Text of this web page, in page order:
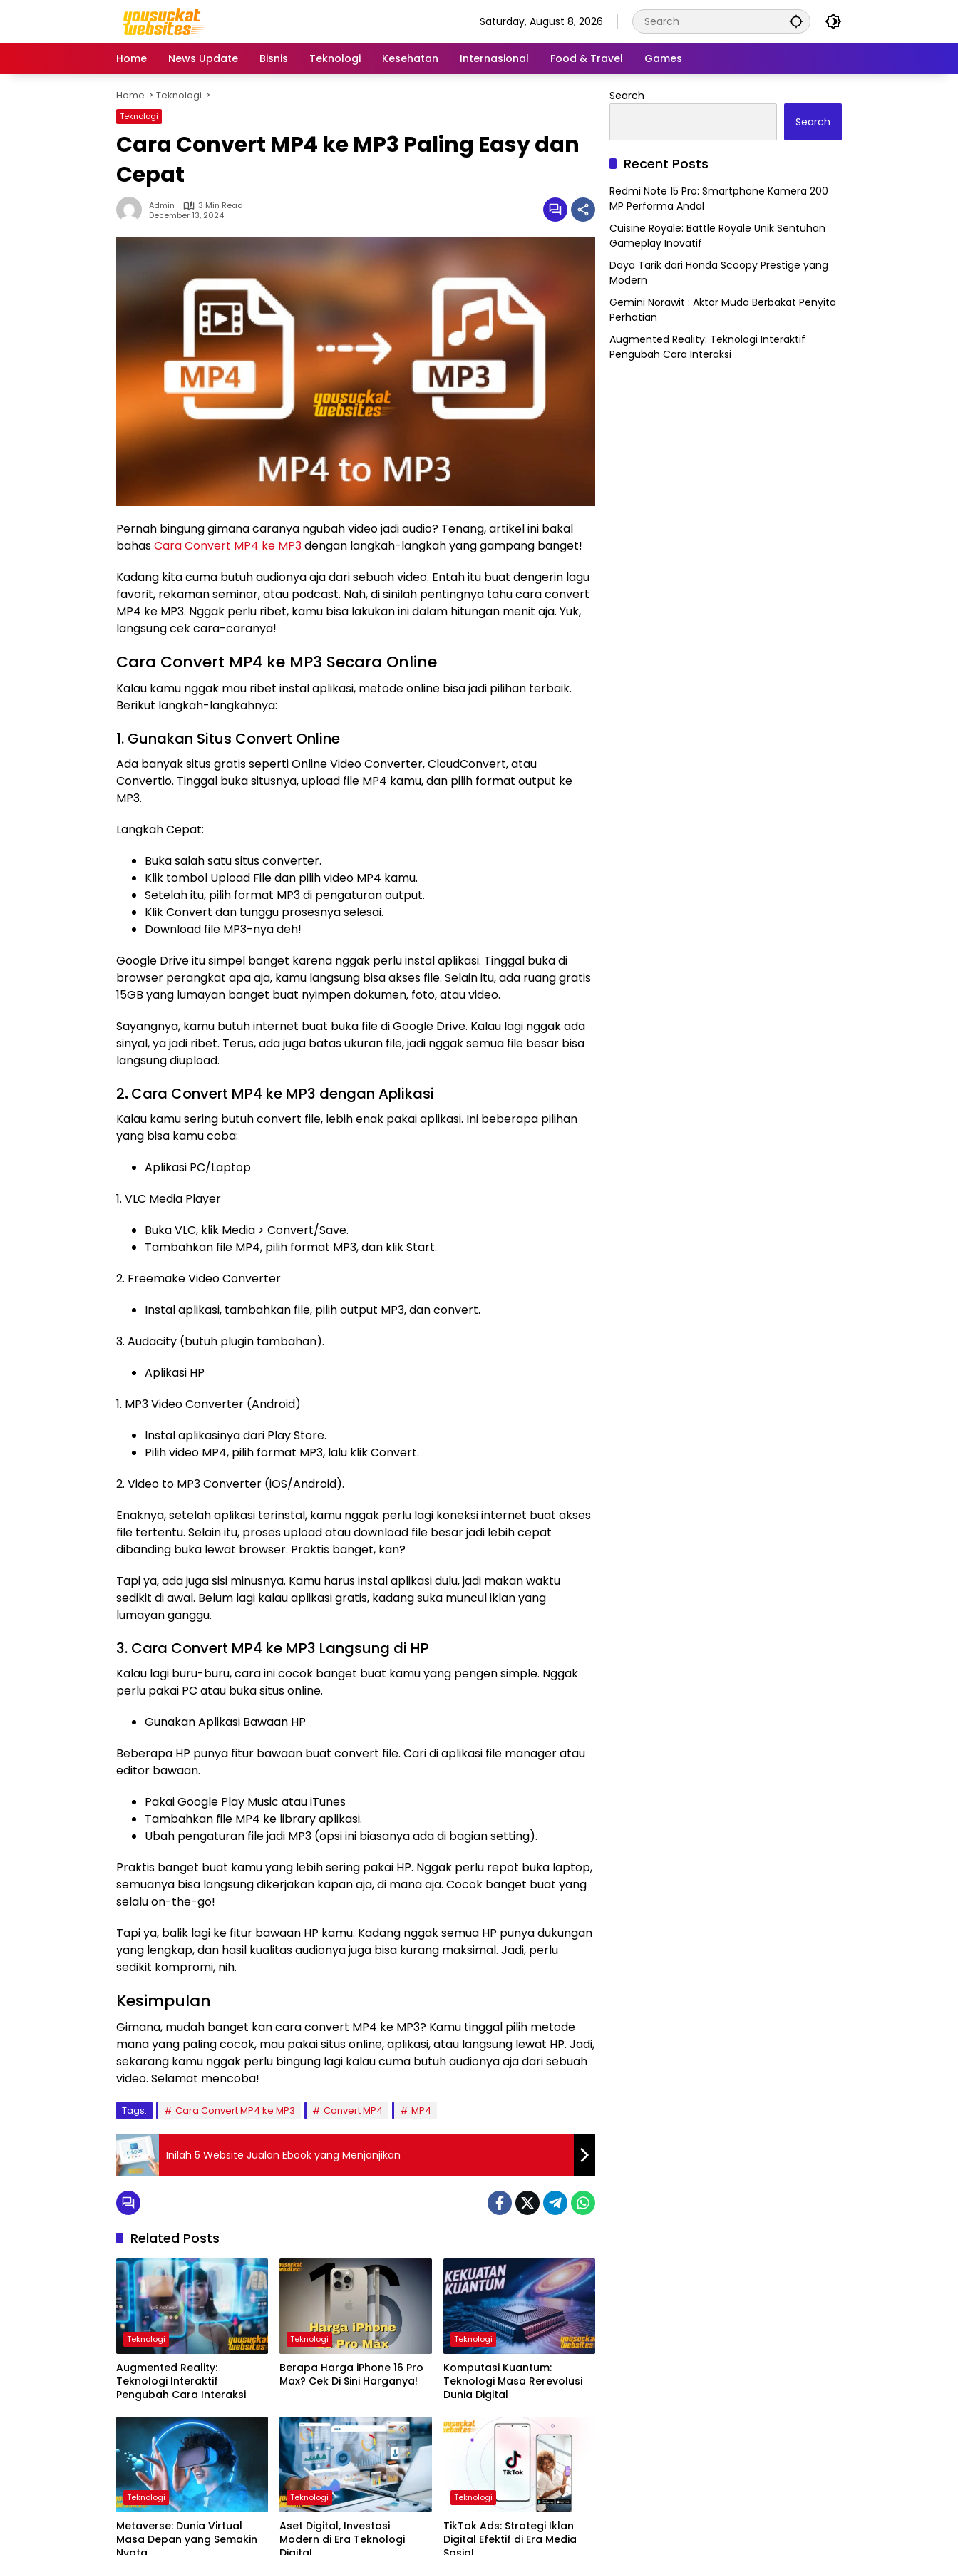
Saturday, August 8, 2026
Home News Update Bisnis Teknologi Kesehatan Internasional Food & Travel Games
Home Teknologi
Teknologi
Cara Convert MP4 ke MP3 Paling Easy dan
Cepat
Admin
3 Min Read
December 13, 2024
Pernah bingung gimana caranya ngubah video jadi audio? Tenang, artikel ini bakal
bahasCara Convert MP4 ke MP3dengan langkah-langkah yang gampang banget!
Kadang kita cuma butuh audionya aja dari sebuah video. Entah itu buat dengerin lagu
favorit, rekaman seminar, atau podcast. Nah, di sinilah pentingnya tahu cara convert
MP4 ke MP3. Nggak perlu ribet, kamu bisa lakukan ini dalam hitungan menit aja. Yuk,
langsung cek cara-caranya!
Cara Convert MP4 ke MP3 Secara Online
Kalau kamu nggak mau ribet instal aplikasi, metode online bisa jadi pilihan terbaik.
Berikut langkah-langkahnya:
1. Gunakan Situs Convert Online
Ada banyak situs gratis seperti Online Video Converter, CloudConvert, atau
Convertio. Tinggal buka situsnya, upload file MP4 kamu, dan pilih format output ke
MP3.
Langkah Cepat:
Buka salah satu situs converter.
Klik tombol Upload File dan pilih video MP4 kamu.
Setelah itu, pilih format MP3 di pengaturan output.
Klik Convert dan tunggu prosesnya selesai.
Download file MP3-nya deh!
Google Drive itu simpel banget karena nggak perlu instal aplikasi. Tinggal buka di
browser perangkat apa aja, kamu langsung bisa akses file. Selain itu, ada ruang gratis
15GB yang lumayan banget buat nyimpen dokumen, foto, atau video.
Sayangnya, kamu butuh internet buat buka file di Google Drive. Kalau lagi nggak ada
sinyal, ya jadi ribet. Terus, ada juga batas ukuran file, jadi nggak semua file besar bisa
langsung diupload.
2.Cara Convert MP4 ke MP3 dengan Aplikasi
Kalau kamu sering butuh convert file, lebih enak pakai aplikasi. Ini beberapa pilihan
yang bisa kamu coba:
Aplikasi PC/Laptop
1. VLC Media Player
Buka VLC, klik Media > Convert/Save.
Tambahkan file MP4, pilih format MP3, dan klik Start.
2. Freemake Video Converter
Instal aplikasi, tambahkan file, pilih output MP3, dan convert.
3. Audacity (butuh plugin tambahan).
Aplikasi HP
1. MP3 Video Converter (Android)
Instal aplikasinya dari Play Store.
Pilih video MP4, pilih format MP3, lalu klik Convert.
2. Video to MP3 Converter (iOS/Android).
Enaknya, setelah aplikasi terinstal, kamu nggak perlu lagi koneksi internet buat akses
file tertentu. Selain itu, proses upload atau download file besar jadi lebih cepat
dibanding buka lewat browser. Praktis banget, kan?
Tapi ya, ada juga sisi minusnya. Kamu harus instal aplikasi dulu, jadi makan waktu
sedikit di awal. Belum lagi kalau aplikasi gratis, kadang suka muncul iklan yang
lumayan ganggu.
3. Cara Convert MP4 ke MP3 Langsung di HP
Kalau lagi buru-buru, cara ini cocok banget buat kamu yang pengen simple. Nggak
perlu pakai PC atau buka situs online.
Gunakan Aplikasi Bawaan HP
Beberapa HP punya fitur bawaan buat convert file. Cari di aplikasi file manager atau
editor bawaan.
Pakai Google Play Music atau iTunes
Tambahkan file MP4 ke library aplikasi.
Ubah pengaturan file jadi MP3 (opsi ini biasanya ada di bagian setting).
Praktis banget buat kamu yang lebih sering pakai HP. Nggak perlu repot buka laptop,
semuanya bisa langsung dikerjakan kapan aja, di mana aja. Cocok banget buat yang
selalu on-the-go!
Tapi ya, balik lagi ke fitur bawaan HP kamu. Kadang nggak semua HP punya dukungan
yang lengkap, dan hasil kualitas audionya juga bisa kurang maksimal. Jadi, perlu
sedikit kompromi, nih.
Kesimpulan
Gimana, mudah banget kan cara convert MP4 ke MP3? Kamu tinggal pilih metode
mana yang paling cocok, mau pakai situs online, aplikasi, atau langsung lewat HP. Jadi,
sekarang kamu nggak perlu bingung lagi kalau cuma butuh audionya aja dari sebuah
video. Selamat mencoba!
Tags: Cara Convert MP4 ke MP3 Convert MP4 MP4
Inilah 5 Website Jualan Ebook yang Menjanjikan
Related Posts
Teknologi
Augmented Reality:
Teknologi Interaktif
Pengubah Cara Interaksi
Teknologi
Berapa Harga iPhone 16 Pro
Max? Cek Di Sini Harganya!
Teknologi
Komputasi Kuantum:
Teknologi Masa Rerevolusi
Dunia Digital
Teknologi
Metaverse: Dunia Virtual
Masa Depan yang Semakin
Teknologi
Aset Digital, Investasi
Modern di Era Teknologi
Teknologi
TikTok Ads: Strategi Iklan
Digital Efektif di Era Media
Search
Search
Recent Posts
Redmi Note 15 Pro: Smartphone Kamera 200
MP Performa Andal
Cuisine Royale: Battle Royale Unik Sentuhan
Gameplay Inovatif
Daya Tarik dari Honda Scoopy Prestige yang
Modern
Gemini Norawit : Aktor Muda Berbakat Penyita
Perhatian
Augmented Reality: Teknologi Interaktif
Pengubah Cara Interaksi